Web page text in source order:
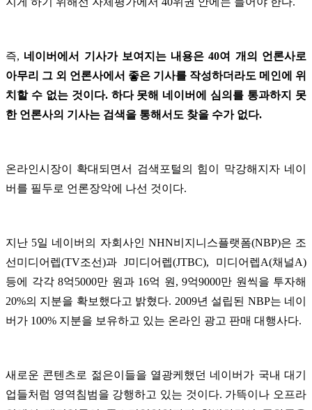
즉, 네이버에서 기사가 보여지는 내용은 40여 개의 언론사로
아무리 그 외 언론사에서 좋은 기사를 작성하더라도 메인에 위
치할 수 없는 것이다. 하다 못해 네이버에 심의를 통과하지 못
한 언론사의 기사는 검색을 통해서도 찾을 수가 없다.
온라인시장이 확대되면서 검색포털의 힘이 막강해지자 네이
버를 필두로 언론장악에 나선 것이다.
지난 5일 네이버의 자회사인 NHN비지니스플랫폼(NBP)은 조
선미디어렙(TV조선)과 J미디어렙(JTBC), 미디어렙A(채널A)
등에 각각 8억5000만 원과 16억 원, 9억9000만 원씩을 투자해
20%의 지분을 확보했다고 밝혔다. 2009년 설립된 NBP는 네이
버가 100% 지분을 보유하고 있는 온라인 광고 판매 대행사다.
새로운 콘텐츠로 젊은이들을 열광케했던 네이버가 국내 대기
업들처럼 영역침범을 강행하고 있는 것이다. 가뜩이나 오프라